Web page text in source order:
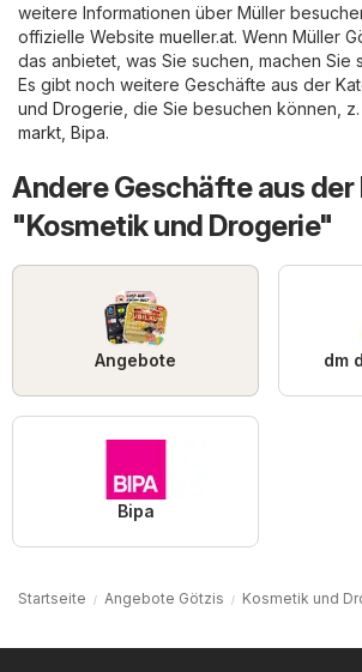
weitere Informationen über Müller
offizielle Website mueller.at. Wenn Müller
das anbietet, was Sie suchen, machen Sie
Es gibt noch weitere Geschäfte aus der
und Drogerie , die Sie besuchen können, z.
markt Bipa.
Andere Geschäfte aus
"Kosmetik und Drogerie"
Angebote dm
Bipa
Startseite Angebote Götzis Kosmetik und